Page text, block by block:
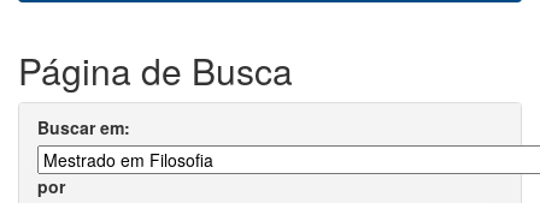
Página de Busca
Buscar em:
por